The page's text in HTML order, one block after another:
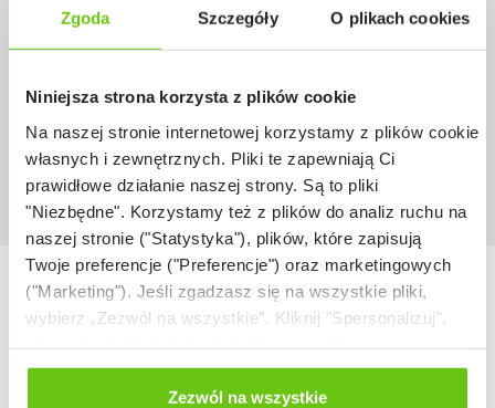
Zgoda Szczegóły O plikach cookies
Niniejsza strona korzysta z plików cookie
Na naszej stronie internetowej korzystamy z plików cookie:
własnych i zewnętrznych. Pliki te zapewniają Ci
prawidłowe działanie naszej strony. Są to pliki
"Niezbędne". Korzystamy też z plików do analiz ruchu na
naszej stronie ("Statystyka"), plików, które zapisują
Twoje preferencje ("Preferencje") oraz marketingowych
("Marketing"). Jeśli zgadzasz się na wszystkie pliki,
wybierz „Zezwól na wszystkie”. Kliknij "Spersonalizuj",
Odmów zgody poprzez przycisk „Odmowa”. Wtedy
użyjemy tylko plików niezbędnych dla naszej strony.
Zezwól na wszystkie
Kod produktu:046007
Nasze marki